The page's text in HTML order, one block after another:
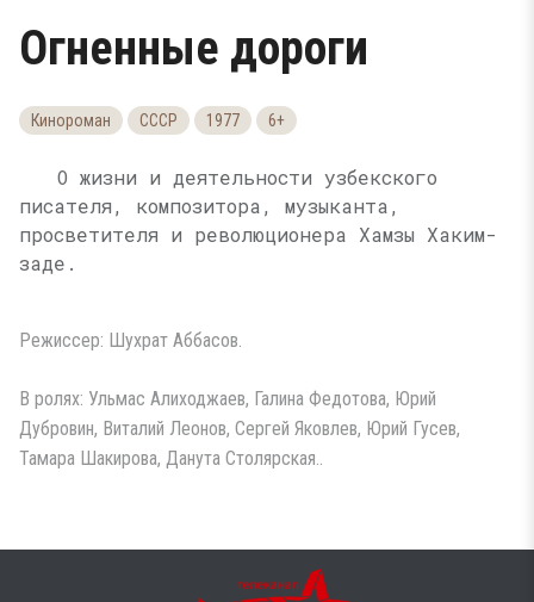
Огненные дороги
Кинороман СССР 1977 6+
О жизни и деятельности узбекского
писателя, композитора, музыканта,
просветителя и революционера Хамзы Хаким-
заде.
Режиссер: Шухрат Аббасов.
В ролях: Ульмас Алиходжаев, Галина Федотова, Юрий
Дубровин, Виталий Леонов, Сергей Яковлев, Юрий Гусев,
Тамара Шакирова, Данута Столярская..